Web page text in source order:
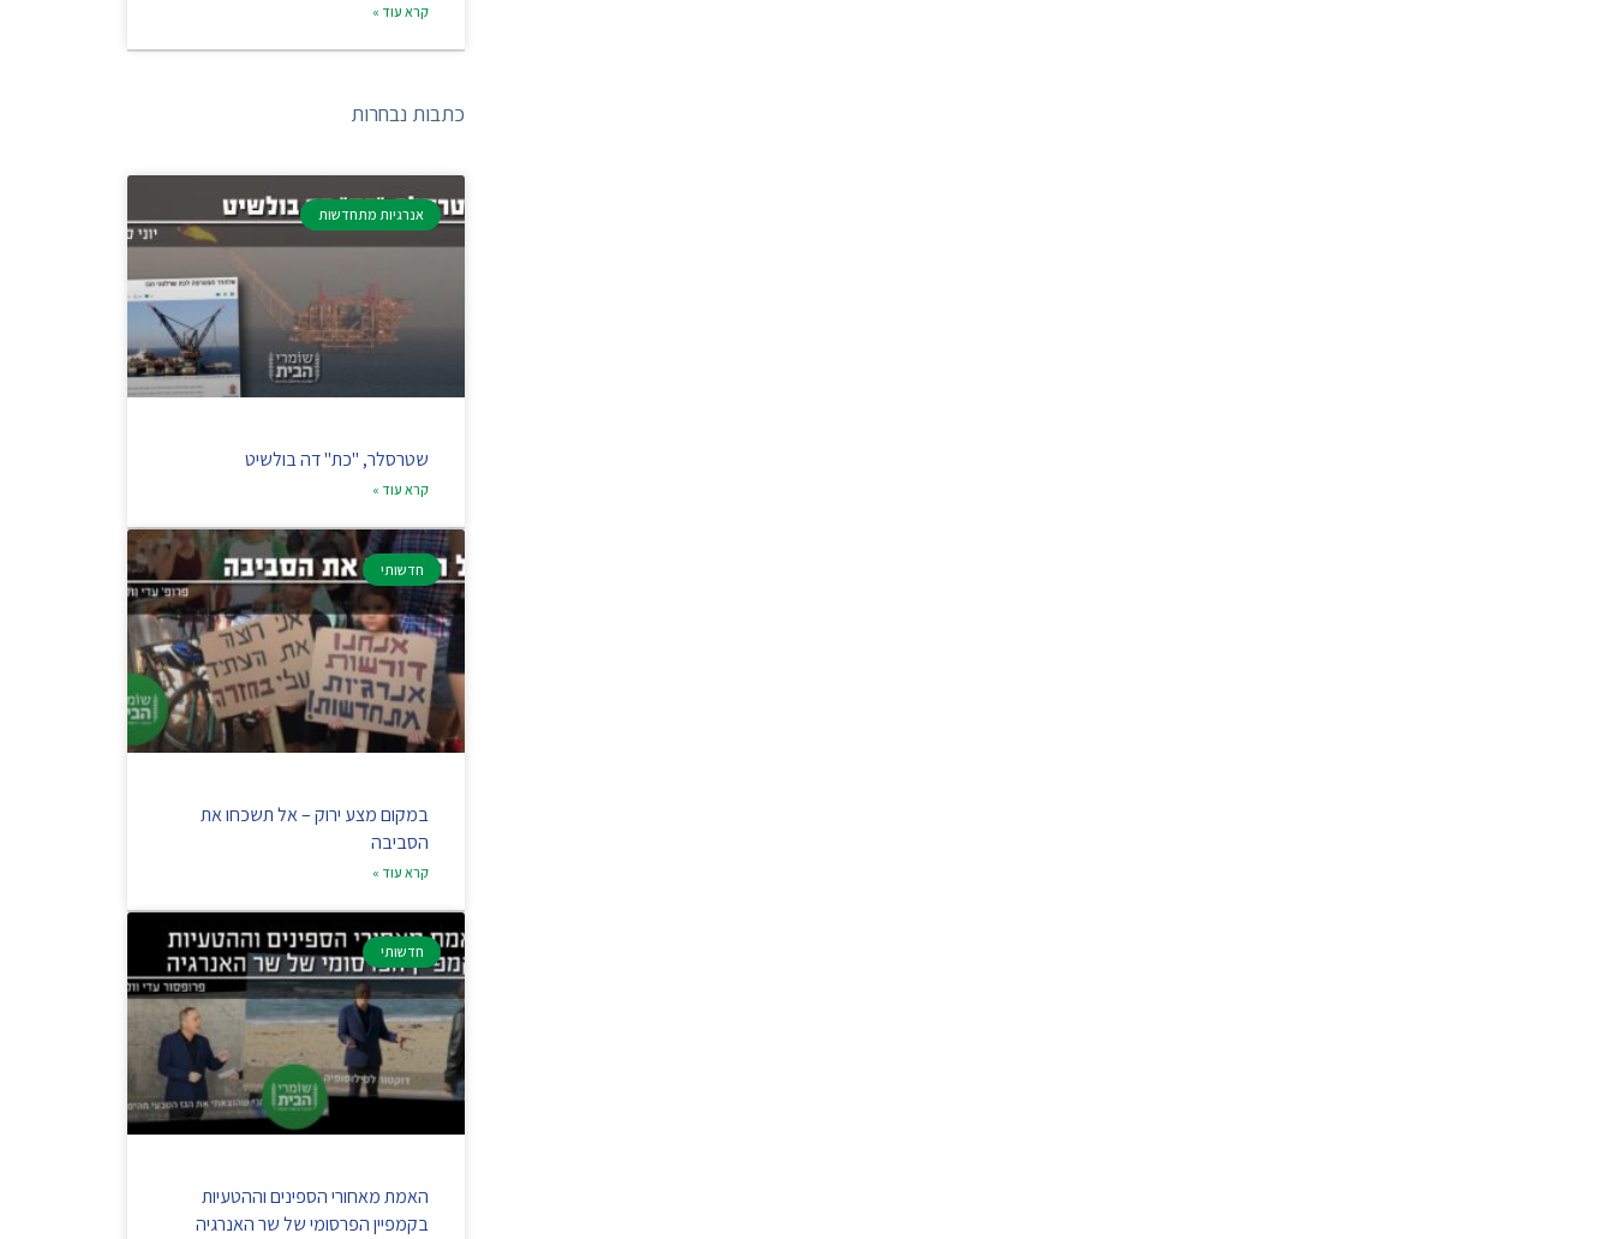
קרא עוד »
כתבות נבחרות
אנרגיות מתחדשות
שטרסלר, "כת" דה בולשיט
קרא עוד »
חדשותי
במקום מצע ירוק – אל תשכחו את
הסביבה
קרא עוד »
חדשותי
האמת מאחורי הספינים וההטעיות
בקמפיין הפרסומי של שר האנרגיה